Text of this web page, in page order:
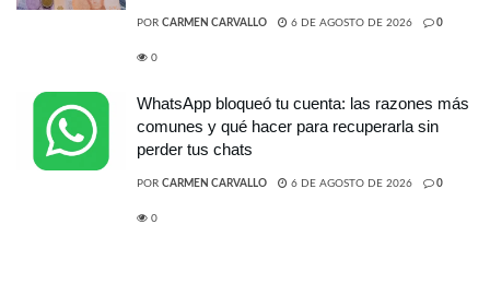
POR CARMEN CARVALLO 6 DE AGOSTO DE 2026 0
0
WhatsApp bloqueó tu cuenta: las razones más
comunes y qué hacer para recuperarla sin
perder tus chats
POR CARMEN CARVALLO 6 DE AGOSTO DE 2026 0
0